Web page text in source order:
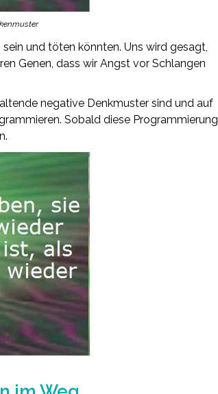
und töten könnten. Uns wird gesagt,
Genen, dass wir Angst vor Schlangen
negative Denkmuster sind und auf
Sobald diese Programmierung